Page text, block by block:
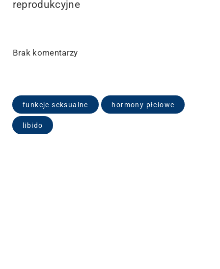
reprodukcyjne
Brak komentarzy
funkcje seksualne hormony płciowe
libido